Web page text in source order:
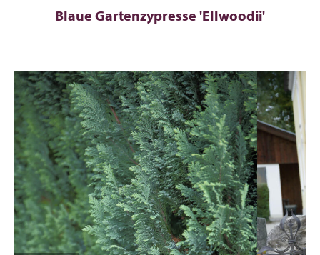
Blaue Gartenzypresse 'Ellwoodii'